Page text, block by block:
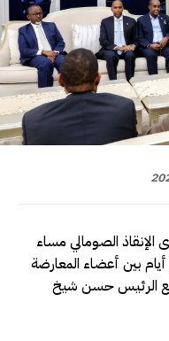
الصومالي مساء
بين أعضاء المعارضة
مع الرئيس حسن شيخ